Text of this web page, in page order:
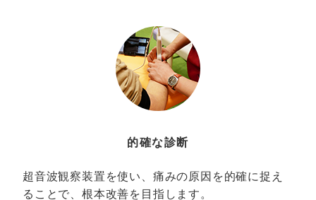
的確な診断
超音波観察装置を使い、痛みの原因を的確に捉え
ることで、根本改善を目指します。